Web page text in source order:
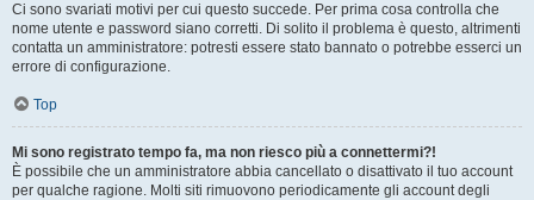
Ci sono svariati motivi per cui questo succede. Per prima cosa controlla che
nome utente e password siano corretti. Di solito il problema è questo, altrimenti
contatta un amministratore: potresti essere stato bannato o potrebbe esserci un
errore di configurazione.
Top
Mi sono registrato tempo fa, ma non riesco più a connettermi?!
È possibile che un amministratore abbia cancellato o disattivato il tuo account
per qualche ragione. Molti siti rimuovono periodicamente gli account degli